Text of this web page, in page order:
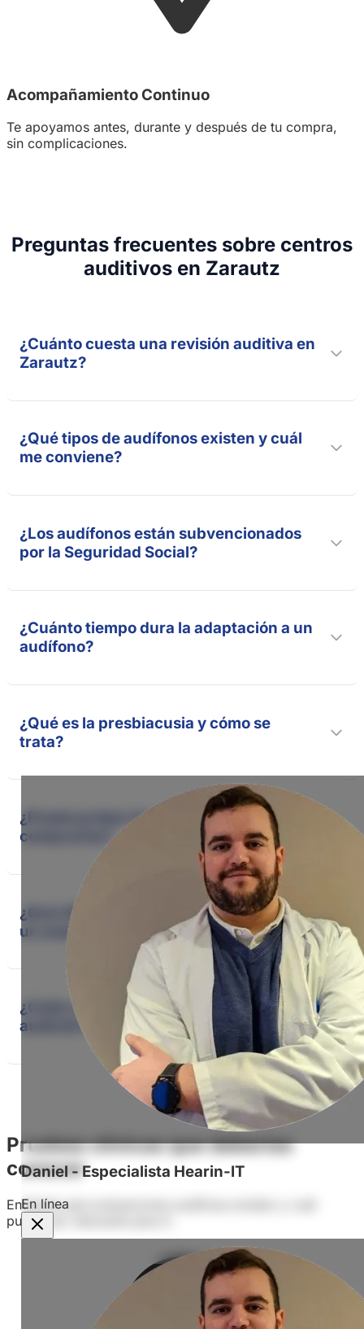
Acompañamiento Continuo
Te apoyamos antes, durante y después de tu compra,
sin complicaciones.
Preguntas frecuentes sobre centros
auditivos en Zarautz
¿Cuánto cuesta una revisión auditiva en
Zarautz?
¿Qué tipos de audífonos existen y cuál
me conviene?
¿Los audífonos están subvencionados
por la Seguridad Social?
¿Cuánto tiempo dura la adaptación a un
audífono?
¿Qué es la presbiacusia y cómo se
trata?
¿Puedo probar los audífonos antes de
comprarlos?
¿Qué diferencia hay entre un audífono y
un amplificador?
¿Cada cuánto tiempo debo revisar mi
audición?
Pruebas clínicas que deberías
conocer
Entiende qué evaluaciones auditivas existen y cuál
puede ser relevante para ti.
Daniel - Especialista Hearin-IT
En línea